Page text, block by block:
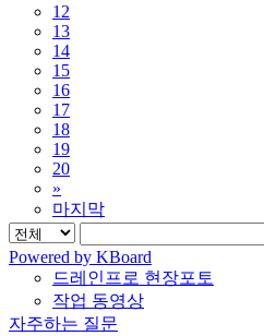
12
13
14
15
16
17
18
19
20
»
마지막
Powered by KBoard
드레인프로 현장포토
작업 동영상
자주하는 질문